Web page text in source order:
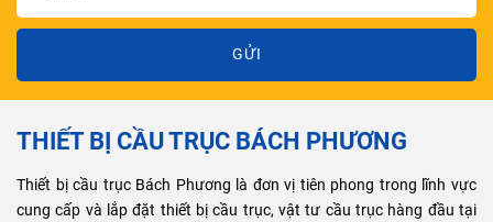
GỬI
THIẾT BỊ CẦU TRỤC BÁCH PHƯƠNG
Thiết bị cầu trục Bách Phương là đơn vị tiên phong trong lĩnh vực
cung cấp và lắp đặt thiết bị cầu trục, vật tư cầu trục hàng đầu tại